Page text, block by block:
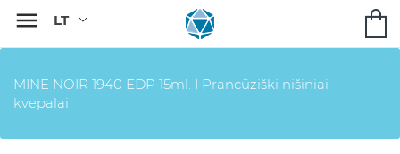

MINE NOIR 1940 EDP 15ml. I Prancūziški nišiniai
kvepalai